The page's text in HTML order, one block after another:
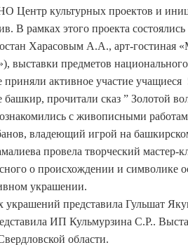
Центр культурных проектов и
В рамках этого проекта
Харасовым А.А., арт-гостиная
выставки предметов
приняли активное участие
башкир, прочитали сказ ” Золотой
с живописными
владеющий игрой на
провела творческий мастер-
о происхождении и символике
украшении.
украшений представила Гульшат
ИП Кульмурзина С.Р..
области.